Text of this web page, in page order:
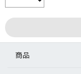
商品